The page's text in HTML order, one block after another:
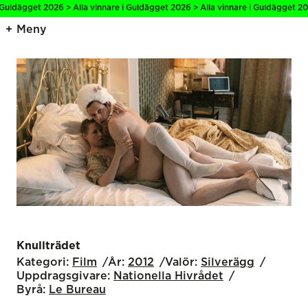
2026 > Alla vinnare i Guldägget 2026 > Alla vinnare i Guldägget
Meny
Knullträdet
Kategori: Film År: 2012 Valör: Silverägg
Uppdragsgivare: Nationella Hivrådet
Byrå: Le Bureau